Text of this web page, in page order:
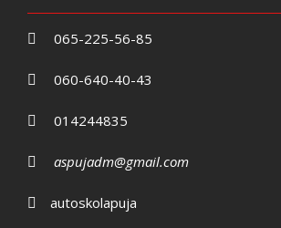
065-225-56-85
060-640-40-43
014244835
aspujadm@gmail.com
autoskolapuja